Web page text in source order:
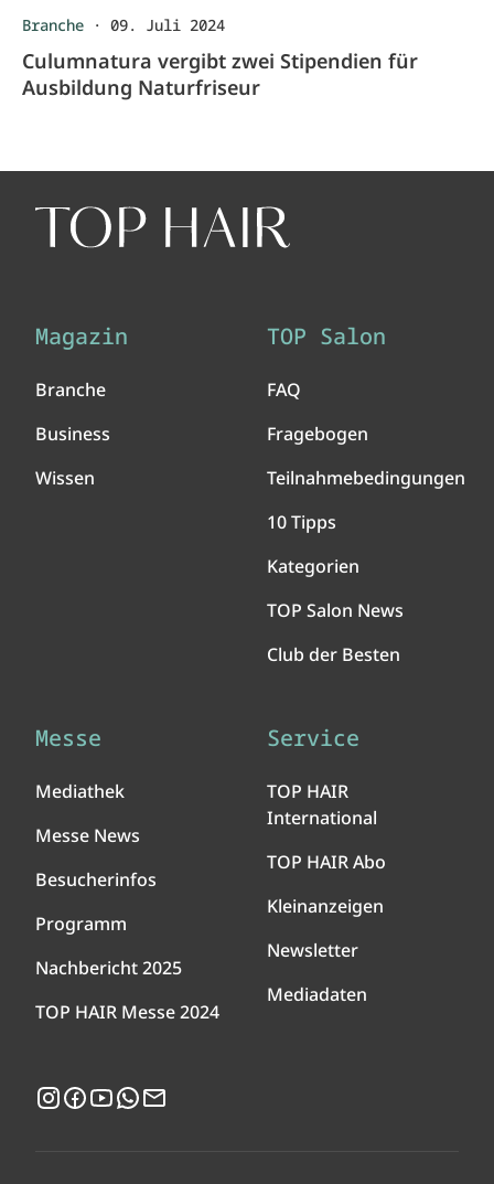
Branche · 09. Juli 2024
Culumnatura vergibt zwei Stipendien für
Ausbildung Naturfriseur
Magazin
Branche
Business
Wissen
TOP Salon
FAQ
Fragebogen
Teilnahmebedingungen
10 Tipps
Kategorien
TOP Salon News
Club der Besten
Messe
Mediathek
Messe News
Besucherinfos
Programm
Nachbericht 2025
TOP HAIR Messe 2024
Service
TOP HAIR
International
TOP HAIR Abo
Kleinanzeigen
Newsletter
Mediadaten
Instagram
Facebook
YouTubeWhatsApp